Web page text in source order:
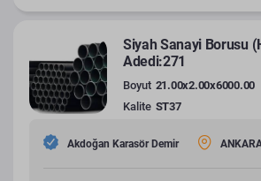
Siyah Sanayi Borusu
Adedi:271
Boyut 21.00x2.00x6000.00
Kalite ST37
Akdoğan Karasör Demir